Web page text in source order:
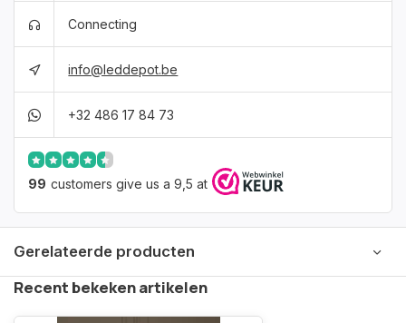
Connecting
info@leddepot.be
+32 486 17 84 73
99 customers give us a 9,5 at
Gerelateerde producten
Recent bekeken artikelen